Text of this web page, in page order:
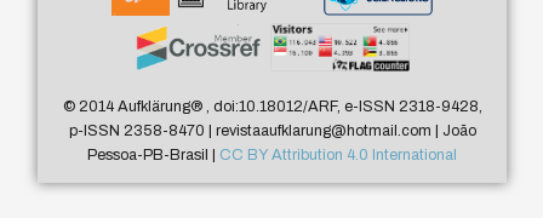
© 2014 Aufklärung®, doi:10.18012/ARF, e-ISSN 2318-9428,
p-ISSN 2358-8470 | revistaaufklarung@hotmail.com | João
Pessoa-PB-Brasil | CC BY Attribution 4.0 International